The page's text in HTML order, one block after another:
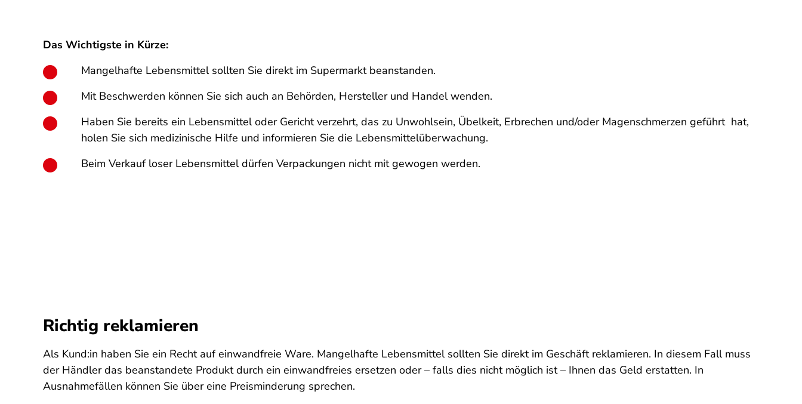
Das Wichtigste in Kürze:
Mangelhafte Lebensmittel sollten Sie direkt im Supermarkt beanstanden.
Mit Beschwerden können Sie sich auch an Behörden, Hersteller und Handel wenden.
Haben Sie bereits ein Lebensmittel oder Gericht verzehrt, das zu Unwohlsein, Übelkeit, Erbrechen und/oder Magenschmerzen geführt hat,
holen Sie sich medizinische Hilfe und informieren Sie die Lebensmittelüberwachung.
Beim Verkauf loser Lebensmittel dürfen Verpackungen nicht mit gewogen werden.
Richtig reklamieren
Als Kund:in haben Sie ein Recht auf einwandfreie Ware. Mangelhafte Lebensmittel sollten Sie direkt im Geschäft reklamieren. In diesem Fall muss
der Händler das beanstandete Produkt durch ein einwandfreies ersetzen oder – falls dies nicht möglich ist – Ihnen das Geld erstatten. In
Ausnahmefällen können Sie über eine Preisminderung sprechen.